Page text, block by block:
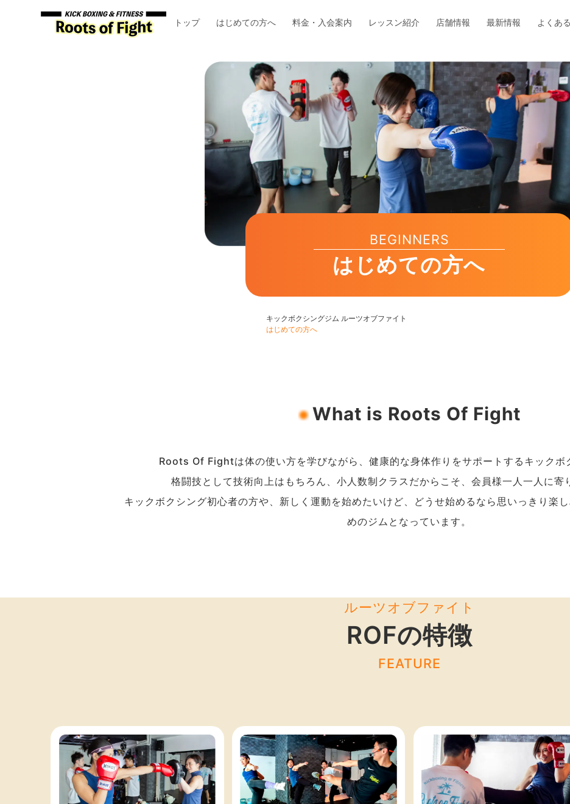
トップ はじめての方へ 料金・入会案内 レッスン紹介 店舗情報 最新情報 よくあ
BEGINNERS
はじめての方へ
キックボクシングジム ルーツオブファイト
はじめての方へ
What is Roots Of Fight
Roots Of Fightは体の使い方を学びながら、健康的な身体作りをサポートするキックボ
格闘技として技術向上はもちろん、小人数制クラスだからこそ、会員様一人一人に寄
キックボクシング初心者の方や、新しく運動を始めたいけど、どうせ始めるなら思いっきり楽
めのジムとなっています。
ルーツオブファイト
ROFの特徴
FEATURE